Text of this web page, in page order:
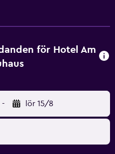
kan tillkomma.för Hotel Am
- lör 15/8